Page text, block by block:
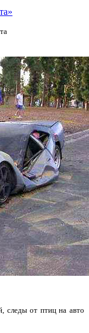
следы от птиц на авто